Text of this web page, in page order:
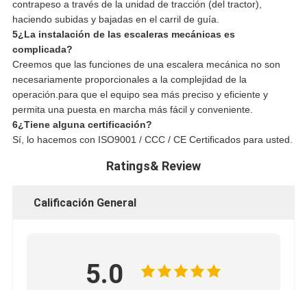
contrapeso a través de la unidad de tracción (del tractor),
haciendo subidas y bajadas en el carril de guía.
5¿La instalación de las escaleras mecánicas es
complicada?
Creemos que las funciones de una escalera mecánica no son
necesariamente proporcionales a la complejidad de la
operación.para que el equipo sea más preciso y eficiente y
permita una puesta en marcha más fácil y conveniente.
6¿Tiene alguna certificación?
Sí, lo hacemos con ISO9001 / CCC / CE Certificados para usted.
Ratings& Review
Calificación General
5.0